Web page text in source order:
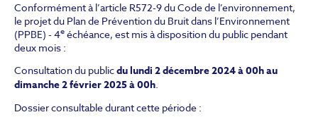
Conformément à l’article R572-9 du Code de l’environnement,
le projet du Plan de Prévention du Bruit dans l’Environnement
(PPBE) - 4eéchéance, est mis à disposition du public pendant
deux mois :
Consultation du publicdu lundi 2 décembre 2024 à 00h au
dimanche 2 février 2025 à 00h.
Dossier consultable durant cette période :